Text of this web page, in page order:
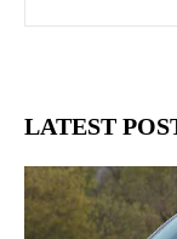
LATEST